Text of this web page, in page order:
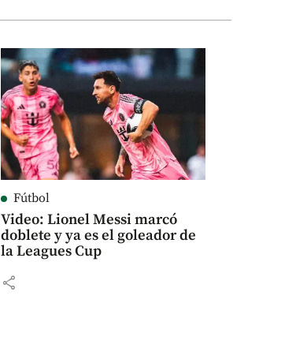
Fútbol
Video: Lionel Messi marcó
doblete y ya es el goleador de
la Leagues Cup
share